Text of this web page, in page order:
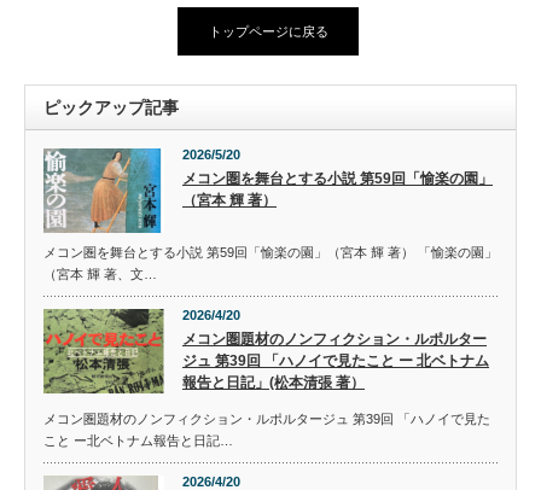
トップページに戻る
ピックアップ記事
2026/5/20
メコン圏を舞台とする小説 第59回「愉楽の園」
（宮本 輝 著）
メコン圏を舞台とする小説 第59回「愉楽の園」（宮本 輝 著） 「愉楽の園」
（宮本 輝 著、文…
2026/4/20
メコン圏題材のノンフィクション・ルポルター
ジュ 第39回 「ハノイで見たこと ー 北ベトナム
報告と日記」(松本清張 著）
メコン圏題材のノンフィクション・ルポルタージュ 第39回 「ハノイで見た
こと ー北ベトナム報告と日記…
2026/4/20